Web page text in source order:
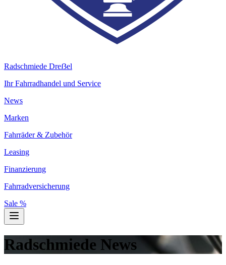
Radschmiede Dreẞel
Ihr Fahrradhandel und Service
News
Marken
Fahrräder & Zubehör
Leasing
Finanzierung
Fahrradversicherung
Sale %
Radschmiede News